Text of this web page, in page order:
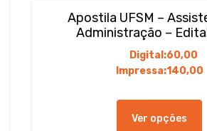
Apostila UFSM –
Administração –
Digital:60,00
Impressa:140,00
Ver opções